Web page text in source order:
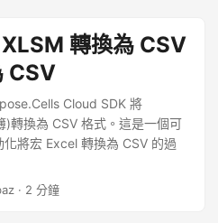
轉換為 CSV
CSV
Cloud SDK 將
轉換為 CSV 格式。這是一個可
將宏 Excel 轉換為 CSV 的過
· 2 分鐘